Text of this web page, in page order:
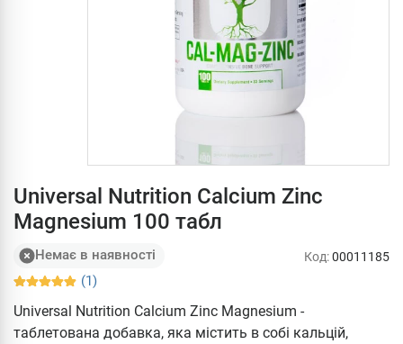
Universal Nutrition Calcium Zinc
Magnesium 100 табл
Немає в наявності
(1)
Код:00011185
Universal Nutrition Calcium Zinc Magnesium -
таблетована добавка, яка містить в собі кальцій,